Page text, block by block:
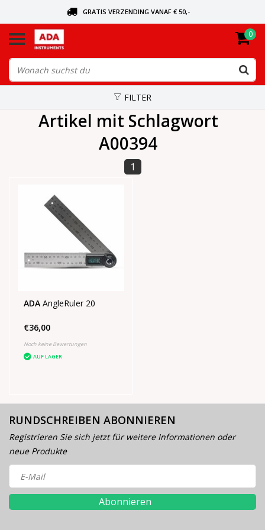
GRATIS VERZENDING VANAF € 50,-
VANDAAG BESTELD, VANDAAG VERZONDEN
0
FILTER
Artikel mit Schlagwort
A00394
1
ADA AngleRuler 20
€36,00
Noch keine Bewertungen
AUF LAGER
RUNDSCHREIBEN ABONNIEREN
Registrieren Sie sich jetzt für weitere Informationen oder
neue Produkte
Abonnieren